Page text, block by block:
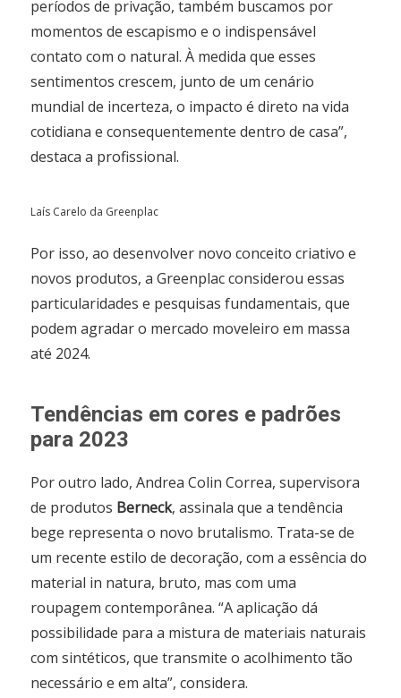
períodos de privação, também buscamos por
momentos de escapismo e o indispensável
contato com o natural. À medida que esses
sentimentos crescem, junto de um cenário
mundial de incerteza, o impacto é direto na vida
cotidiana e consequentemente dentro de casa”,
destaca a profissional.
Laís Carelo da Greenplac
Por isso, ao desenvolver novo conceito criativo e
novos produtos, a Greenplac considerou essas
particularidades e pesquisas fundamentais, que
podem agradar o mercado moveleiro em massa
até 2024.
Tendências em cores e padrões
para 2023
Por outro lado, Andrea Colin Correa, supervisora
de produtos Berneck, assinala que a tendência
bege representa o novo brutalismo. Trata-se de
um recente estilo de decoração, com a essência do
material in natura, bruto, mas com uma
roupagem contemporânea. “A aplicação dá
possibilidade para a mistura de materiais naturais
com sintéticos, que transmite o acolhimento tão
necessário e em alta”, considera.